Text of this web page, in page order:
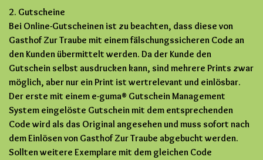
2. Gutscheine
Bei Online-Gutscheinen ist zu beachten, dass diese von
Gasthof Zur Traube mit einem fälschungssicheren Code an
den Kunden übermittelt werden. Da der Kunde den
Gutschein selbst ausdrucken kann, sind mehrere Prints zwar
möglich, aber nur ein Print ist wertrelevant und einlösbar.
Der erste mit einem e-guma® Gutschein Management
System eingelöste Gutschein mit dem entsprechenden
Code wird als das Original angesehen und muss sofort nach
dem Einlösen von Gasthof Zur Traube abgebucht werden.
Sollten weitere Exemplare mit dem gleichen Code